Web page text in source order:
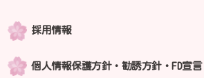
採用情報
個人情報保護方針・勧誘方針・FD宣言